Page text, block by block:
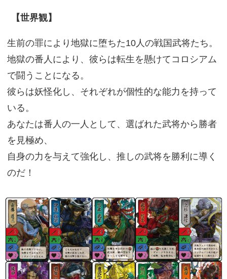
【世界観】
生前の罪により地獄に堕ちた10人の戦国武将たち。
地獄の番人により、彼らは転生を懸けてコロシアム
で闘うことになる。
彼らは妖怪化し、それぞれが個性的な能力を持って
いる。
あなたは番人の一人として、選ばれた武将から勝者
を見極め、
自身の力を与えて強化し、推しの武将を勝利に導く
のだ！